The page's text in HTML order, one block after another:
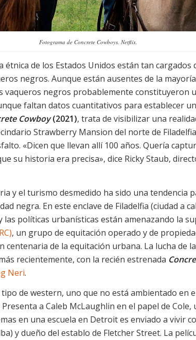
Fotograma de Concrete Cowboys. Netflix.
étnica de los Estados Unidos están tan cargados
negros. Aunque están ausentes de la
vaqueros negros probablemente constituyeron
faltan datos cuantitativos para establecer
Cowboy(2021), trata de visibilizar una
Strawberry Mansion del norte de
«Dicen que llevan allí 100 años. Quería
su historia era precisa», dice Ricky Staub,
y el turismo desmedido ha sido una tendencia
negra. En este enclave de Filadelfia (ciudad a
las políticas urbanísticas están amenazando la
, un grupo de equitación operado y de
centenaria de la equitación urbana. La lucha de
recientemente, con la recién estrenada
Neri.
de western, uno que no está ambientado en
a Caleb McLaughlin en el papel de Cole,
en una escuela en Detroit es enviado a vivir
y dueño del establo de Fletcher Street. La